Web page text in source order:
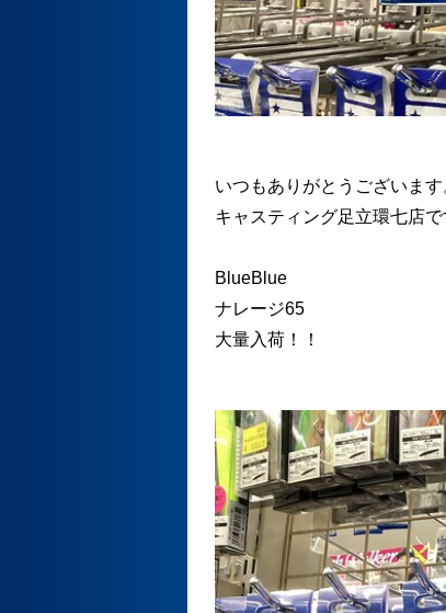
いつもありがとうございます
キャスティング足立環七店で
BlueBlue
ナレージ65
大量入荷！！